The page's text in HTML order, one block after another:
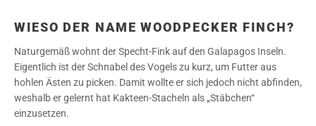
WIESO DER NAME WOODPECKER FINCH?
Naturgemäß wohnt der Specht-Fink auf den Galapagos Inseln.
Eigentlich ist der Schnabel des Vogels zu kurz, um Futter aus
hohlen Ästen zu picken. Damit wollte er sich jedoch nicht abfinden,
weshalb er gelernt hat Kakteen-Stacheln als „Stäbchen“
einzusetzen.